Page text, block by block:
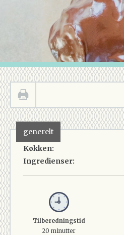
generelt
Køkken:
Ingredienser:
Tilberedningstid
20 minutter